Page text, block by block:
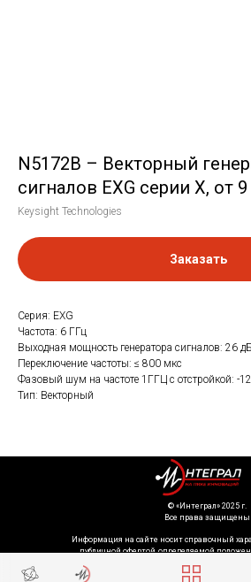
N5172B – Векторный
сигналов EXG серии X, от
Keysight Technologies
Заказать
Серия: EXG
Частота: 6 ГГц
Выходная мощность генератора сигналов: 26
Переключение частоты: ≤ 800 мкс
Фазовый шум на частоте 1ГГЦ с отстройкой: -
Тип: Векторный
Информация на сайте носит справочный
публичной офертой, определяемой
(спецификация) и комплект поставки товара
©️ «Интеграл» 2025 г.
Все права защищены